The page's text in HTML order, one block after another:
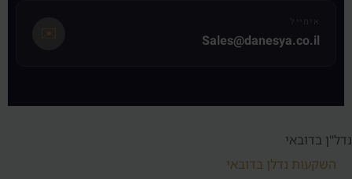
✉️
אימייל
Sales@danesya.co.il
נדל"ן בדובאי
השקעות נדלן בדובאי